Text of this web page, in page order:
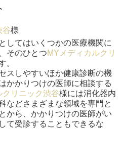
谷様
してはいくつかの医療機関に
そのひとつMYメディカルクリ
。
スしやすいほか健康診断の機
かかりつけの医師に相談する
クリニック渋谷様には消化器内
などさまざまな領域を専門と
から、かかりつけの医師がい
て受診することもできるな